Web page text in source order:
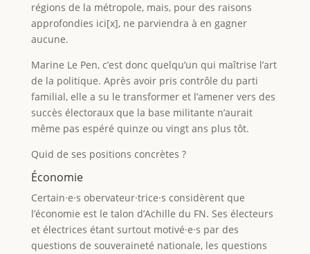
régions de la métropole, mais, pour des raisons
approfondies ici[x], ne parviendra à en gagner
aucune.
Marine Le Pen, c’est donc quelqu’un qui maîtrise l’art
de la politique. Après avoir pris contrôle du parti
familial, elle a su le transformer et l’amener vers des
succès électoraux que la base militante n’aurait
même pas espéré quinze ou vingt ans plus tôt.
Quid de ses positions concrètes ?
Économie
Certain·e·s obervateur·trice·s considèrent que
l’économie est le talon d’Achille du FN. Ses électeurs
et électrices étant surtout motivé·e·s par des
questions de souveraineté nationale, les questions